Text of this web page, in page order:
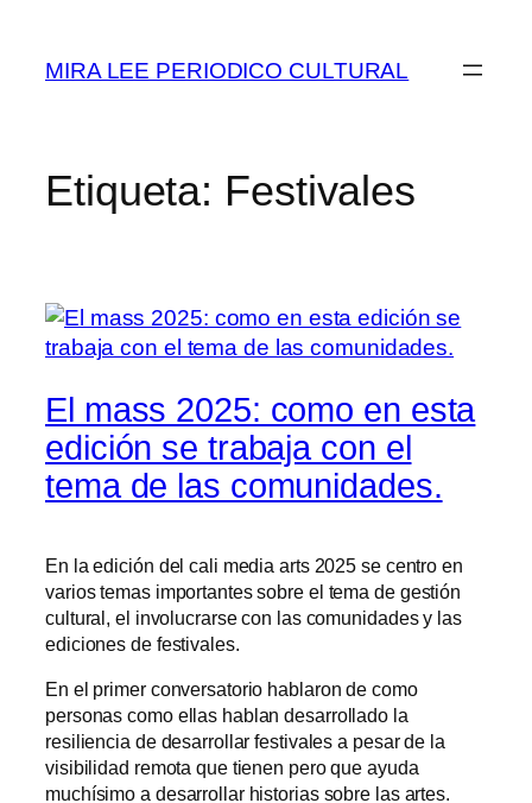
contenido
MIRA LEE PERIODICO CULTURAL
Etiqueta: Festivales
El mass 2025: como en esta
edición se trabaja con el
tema de las comunidades.
En la edición del cali media arts 2025 se centro en
varios temas importantes sobre el tema de gestión
cultural, el involucrarse con las comunidades y las
ediciones de festivales.
En el primer conversatorio hablaron de como
personas como ellas hablan desarrollado la
resiliencia de desarrollar festivales a pesar de la
visibilidad remota que tienen pero que ayuda
muchísimo a desarrollar historias sobre las artes.